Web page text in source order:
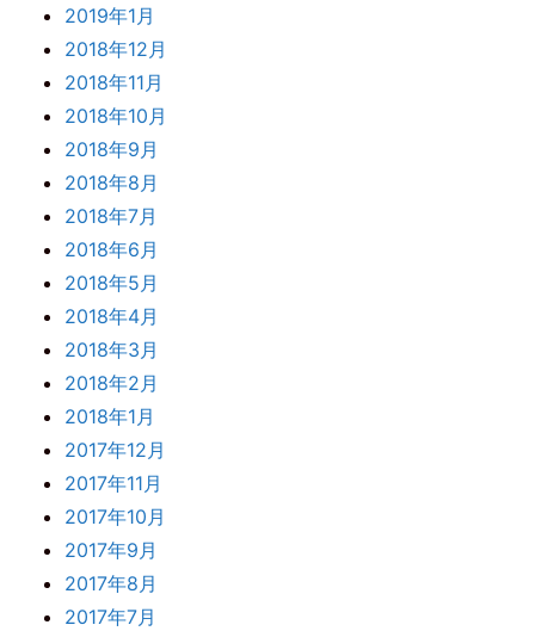
2019年1月
2018年12月
2018年11月
2018年10月
2018年9月
2018年8月
2018年7月
2018年6月
2018年5月
2018年4月
2018年3月
2018年2月
2018年1月
2017年12月
2017年11月
2017年10月
2017年9月
2017年8月
2017年7月